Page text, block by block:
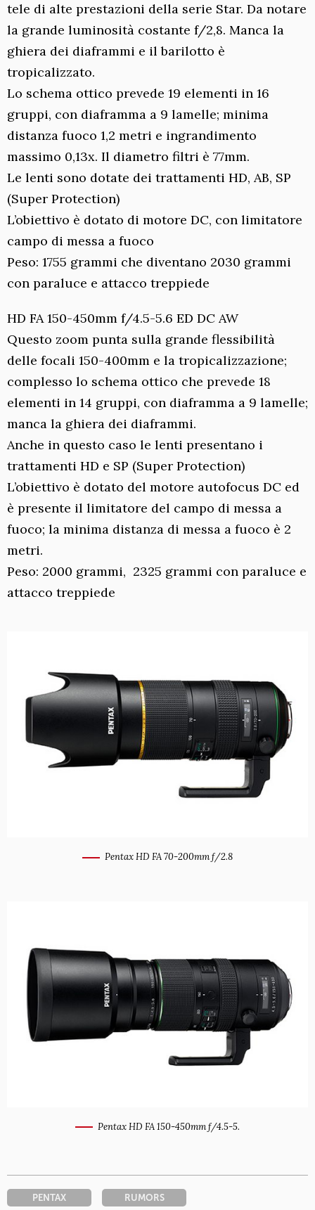
tele di alte prestazioni della serie Star. Da notare
la grande luminosità costante f/2,8. Manca la
ghiera dei diaframmi e il barilotto è
tropicalizzato.
Lo schema ottico prevede 19 elementi in 16
gruppi, con diaframma a 9 lamelle; minima
distanza fuoco 1,2 metri e ingrandimento
massimo 0,13x. Il diametro filtri è 77mm.
Le lenti sono dotate dei trattamenti HD, AB, SP
(Super Protection)
L’obiettivo è dotato di motore DC, con limitatore
campo di messa a fuoco
Peso: 1755 grammi che diventano 2030 grammi
con paraluce e attacco treppiede
HD FA 150-450mm f/4.5-5.6 ED DC AW
Questo zoom punta sulla grande flessibilità
delle focali 150-400mm e la tropicalizzazione;
complesso lo schema ottico che prevede 18
elementi in 14 gruppi, con diaframma a 9 lamelle;
manca la ghiera dei diaframmi.
Anche in questo caso le lenti presentano i
trattamenti HD e SP (Super Protection)
L’obiettivo è dotato del motore autofocus DC ed
è presente il limitatore del campo di messa a
fuoco; la minima distanza di messa a fuoco è 2
metri.
Peso: 2000 grammi, 2325 grammi con paraluce e
attacco treppiede
Pentax HD FA 70-200mm f/2.8
Pentax HD FA 150-450mm f/4.5-5.
PENTAX RUMORS